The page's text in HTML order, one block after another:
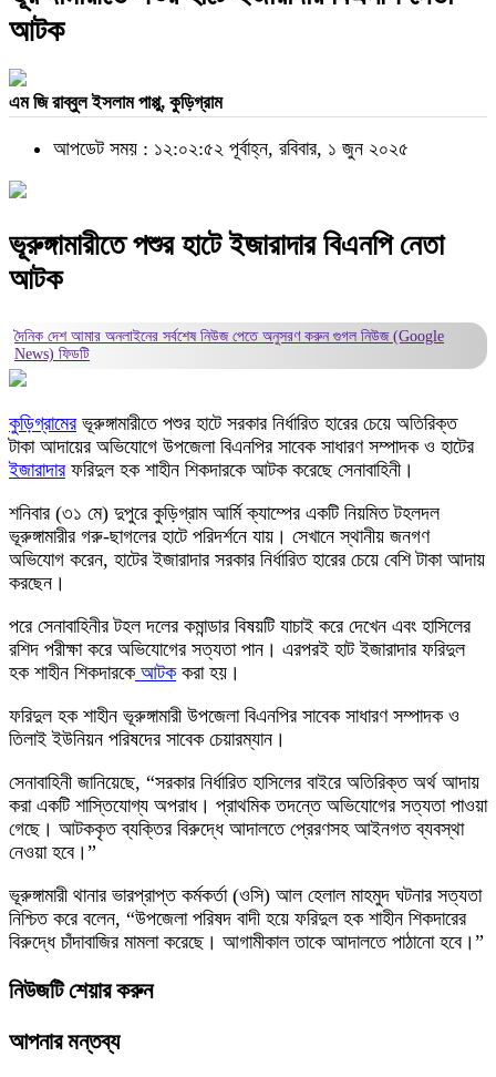
আটক
এম জি রাব্বুল ইসলাম পাপ্পু, কুড়িগ্রাম
আপডেট সময় : ১২:০২:৫২ পূর্বাহ্ন, রবিবার, ১ জুন ২০২৫
ভূরুঙ্গামারীতে পশুর হাটে ইজারাদার বিএনপি নেতা
আটক
দৈনিক দেশ আমার অনলাইনের সর্বশেষ নিউজ পেতে অনুসরণ করুন গুগল নিউজ (Google
News) ফিডটি
কুড়িগ্রামেরভূরুঙ্গামারীতে পশুর হাটে সরকার নির্ধারিত হারের চেয়ে অতিরিক্ত
টাকা আদায়ের অভিযোগে উপজেলা বিএনপির সাবেক সাধারণ সম্পাদক ও হাটের
ইজারাদারফরিদুল হক শাহীন শিকদারকে আটক করেছে সেনাবাহিনী।
শনিবার (৩১ মে) দুপুরে কুড়িগ্রাম আর্মি ক্যাম্পের একটি নিয়মিত টহলদল
ভূরুঙ্গামারীর গরু-ছাগলের হাটে পরিদর্শনে যায়। সেখানে স্থানীয় জনগণ
অভিযোগ করেন, হাটের ইজারাদার সরকার নির্ধারিত হারের চেয়ে বেশি টাকা আদায়
করছেন।
পরে সেনাবাহিনীর টহল দলের কমান্ডার বিষয়টি যাচাই করে দেখেন এবং হাসিলের
রশিদ পরীক্ষা করে অভিযোগের সত্যতা পান। এরপরই হাট ইজারাদার ফরিদুল
হক শাহীন শিকদারকেআটককরা হয়।
ফরিদুল হক শাহীন ভূরুঙ্গামারী উপজেলা বিএনপির সাবেক সাধারণ সম্পাদক ও
তিলাই ইউনিয়ন পরিষদের সাবেক চেয়ারম্যান।
সেনাবাহিনী জানিয়েছে, “সরকার নির্ধারিত হাসিলের বাইরে অতিরিক্ত অর্থ আদায়
করা একটি শাস্তিযোগ্য অপরাধ। প্রাথমিক তদন্তে অভিযোগের সত্যতা পাওয়া
গেছে। আটককৃত ব্যক্তির বিরুদ্ধে আদালতে প্রেরণসহ আইনগত ব্যবস্থা
নেওয়া হবে।”
ভূরুঙ্গামারী থানার ভারপ্রাপ্ত কর্মকর্তা (ওসি) আল হেলাল মাহমুদ ঘটনার সত্যতা
নিশ্চিত করে বলেন, “উপজেলা পরিষদ বাদী হয়ে ফরিদুল হক শাহীন শিকদারের
বিরুদ্ধে চাঁদাবাজির মামলা করেছে। আগামীকাল তাকে আদালতে পাঠানো হবে।”
নিউজটি শেয়ার করুন
আপনার মন্তব্য